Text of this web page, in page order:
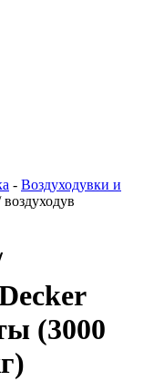
- Воздуходувки и
(3000